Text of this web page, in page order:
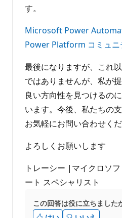
す。
Microsoft Power
Power Platform コミュニ
最後になりますが、これ
ではありませんが、私が
良い方向性を見つけるの
います。今後、私たちの
お気軽にお問い合わせくだ
よろしくお願いします
トレーシー |マイクロソ
ート スペシャリスト
この回答は役に立ちました